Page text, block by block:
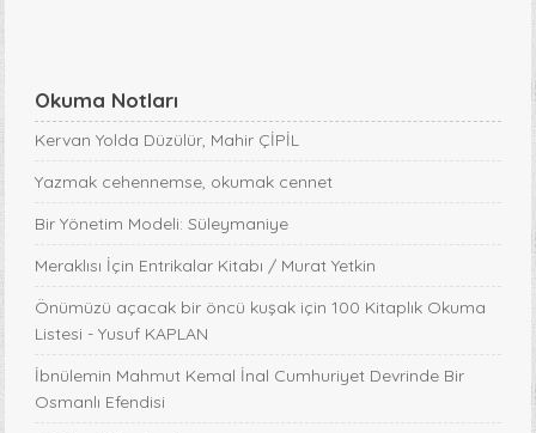
Okuma Notları
Kervan Yolda Düzülür, Mahir ÇİPİL
Yazmak cehennemse, okumak cennet
Bir Yönetim Modeli: Süleymaniye
Meraklısı İçin Entrikalar Kitabı / Murat Yetkin
Önümüzü açacak bir öncü kuşak için 100 Kitaplık Okuma
Listesi - Yusuf KAPLAN
İbnülemin Mahmut Kemal İnal Cumhuriyet Devrinde Bir
Osmanlı Efendisi